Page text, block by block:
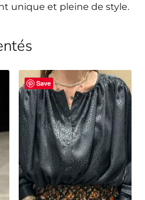
unique et pleine de style.
Save